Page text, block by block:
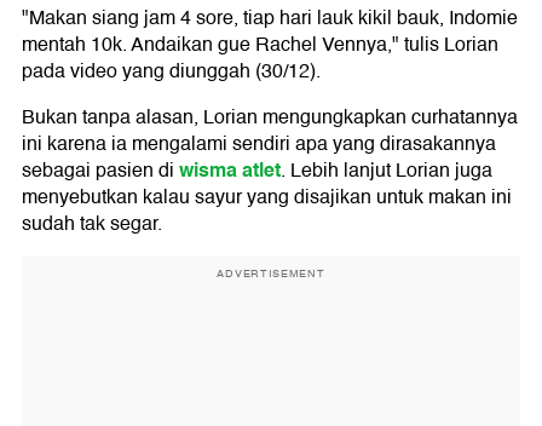
"Makan siang jam 4 sore, tiap hari lauk kikil bauk, Indomie
mentah 10k. Andaikan gue Rachel Vennya," tulis Lorian
pada video yang diunggah (30/12).
Bukan tanpa alasan, Lorian mengungkapkan curhatannya
ini karena ia mengalami sendiri apa yang dirasakannya
sebagai pasien diwisma atlet. Lebih lanjut Lorian juga
menyebutkan kalau sayur yang disajikan untuk makan ini
sudah tak segar.
ADVERTISEMENT